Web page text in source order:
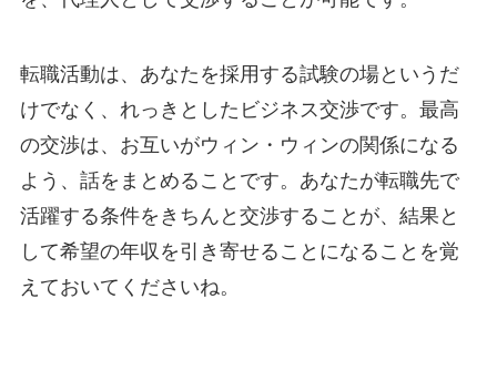
転職活動は、あなたを採用する試験の場というだ
けでなく、れっきとしたビジネス交渉です。最高
の交渉は、お互いがウィン・ウィンの関係になる
よう、話をまとめることです。あなたが転職先で
活躍する条件をきちんと交渉することが、結果と
して希望の年収を引き寄せることになることを覚
えておいてくださいね。